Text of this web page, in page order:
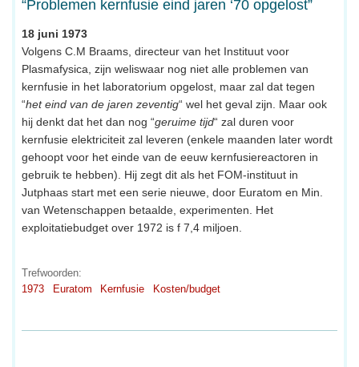
“Problemen kernfusie eind jaren ‘70 opgelost”
18 juni 1973
Volgens C.M Braams, directeur van het Instituut voor
Plasmafysica, zijn weliswaar nog niet alle problemen van
kernfusie in het laboratorium opgelost, maar zal dat tegen
“het eind van de jaren zeventig“ wel het geval zijn. Maar ook
hij denkt dat het dan nog “geruime tijd“ zal duren voor
kernfusie elektriciteit zal leveren (enkele maanden later wordt
gehoopt voor het einde van de eeuw kernfusiereactoren in
gebruik te hebben). Hij zegt dit als het FOM-instituut in
Jutphaas start met een serie nieuwe, door Euratom en Min.
van Wetenschappen betaalde, experimenten. Het
exploitatiebudget over 1972 is f 7,4 miljoen.
Trefwoorden:
1973
Euratom Kernfusie Kosten/budget